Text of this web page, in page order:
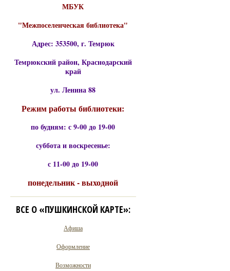
МБУК
"Межпоселенческая библиотека"
Адрес: 353500, г. Темрюк
Темрюкский район, Краснодарский
край
ул. Ленина 88
Режим работы библиотеки:
по будням: с 9-00 до 19-00
суббота и воскресенье:
с 11-00 до 19-00
понедельник - выходной
ВСЕ О «ПУШКИНСКОЙ КАРТЕ»:
Афиша
Оформление
Возможности